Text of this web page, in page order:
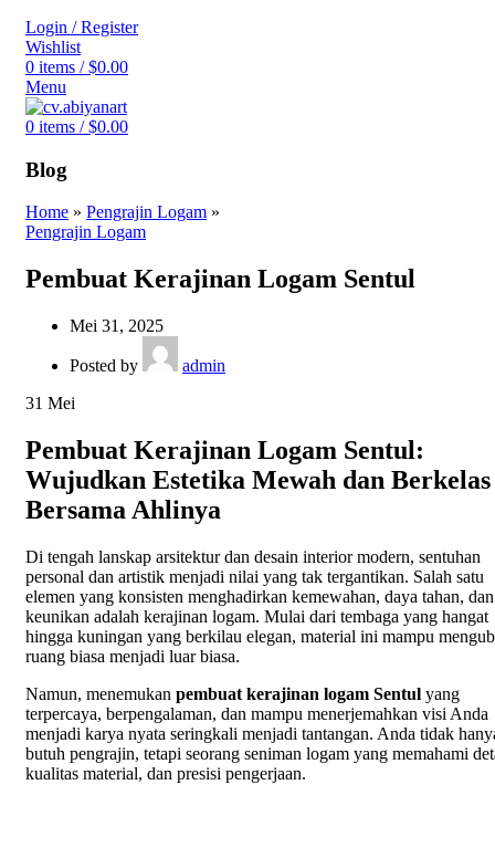
Login / Register
Wishlist
0 items / $0.00
Menu
0 items / $0.00
Blog
Home » Pengrajin Logam »
Pengrajin Logam
Pembuat Kerajinan Logam Sentul
Mei 31, 2025
Posted by
admin
31 Mei
Pembuat Kerajinan Logam Sentul:
Wujudkan Estetika Mewah dan Berkelas
Bersama Ahlinya
Di tengah lanskap arsitektur dan desain interior modern, sentuhan
personal dan artistik menjadi nilai yang tak tergantikan. Salah satu
elemen yang konsisten menghadirkan kemewahan, daya tahan, dan
keunikan adalah kerajinan logam. Mulai dari tembaga yang hangat
hingga kuningan yang berkilau elegan, material ini mampu
ruang biasa menjadi luar biasa.
Namun, menemukan pembuat kerajinan logam Sentul yang
terpercaya, berpengalaman, dan mampu menerjemahkan visi Anda
menjadi karya nyata seringkali menjadi tantangan. Anda tidak
butuh pengrajin, tetapi seorang seniman logam yang memahami
kualitas material, dan presisi pengerjaan.